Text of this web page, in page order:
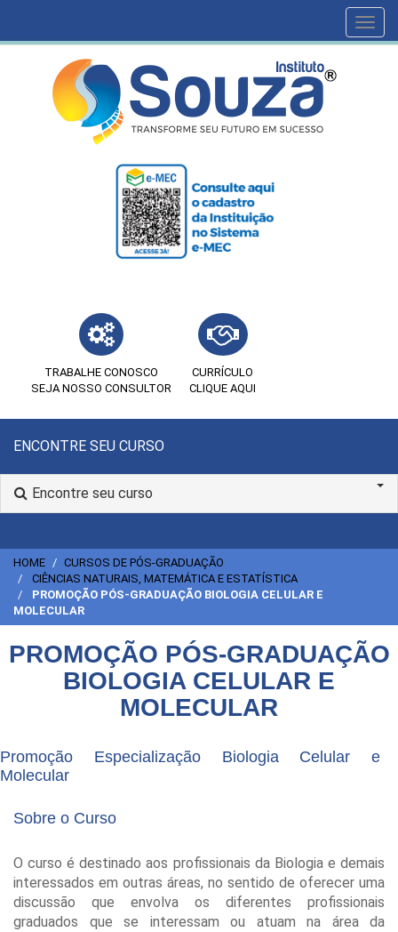
TRABALHE CONOSCO
SEJA NOSSO CONSULTOR
CURRÍCULO
CLIQUE AQUI
ENCONTRE SEU CURSO
Encontre seu curso
HOME
CURSOS DE PÓS-GRADUAÇÃO
CIÊNCIAS NATURAIS, MATEMÁTICA E ESTATÍSTICA
PROMOÇÃO PÓS-GRADUAÇÃO BIOLOGIA CELULAR E
MOLECULAR
PROMOÇÃO PÓS-GRADUAÇÃO
BIOLOGIA CELULAR E
MOLECULAR
Promoção Especialização Biologia Celular e
Molecular
Sobre o Curso
O curso é destinado aos profissionais da Biologia e demais
interessados em outras áreas, no sentido de oferecer uma
discussão que envolva os diferentes profissionais
graduados que se interessam ou atuam na área da